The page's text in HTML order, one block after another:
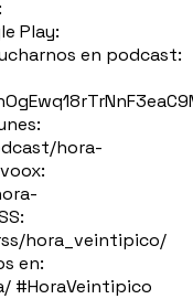
Play:
en podcast:
hora-
hora_veintipico/
en:
#HoraVeintipico